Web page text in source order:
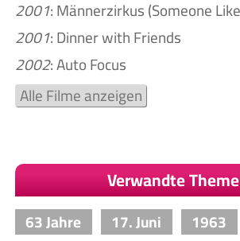
2001: Männerzirkus (Someone
2001: Dinner with Friends
2002: Auto Focus
Alle Filme anzeigen
Verwandte
63 Jahre 17. Juni
1963